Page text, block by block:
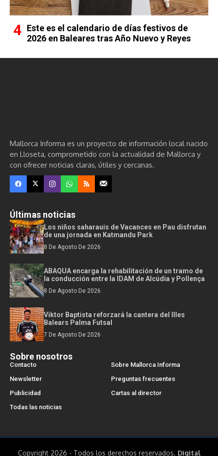
Este es el calendario de días festivos de
2026 en Baleares tras Año Nuevo y Reyes
Mallorca Informa es un proyecto de información local nacido
en Lloseta, comprometido con la actualidad de Mallorca y
con ofrecer noticias claras, útiles y cercanas.
Últimas noticias
Los niños saharauis de Vacances en Pau disfrutan
de una jornada en Katmandu Park
8 De Agosto De 2026
ABAQUA encarga la rehabilitación de un tramo de
la conducción entre la IDAM de Alcúdia y Pollença
8 De Agosto De 2026
Viktor Baptista reforzará la cantera del Illes
Balears Palma Futsal
7 De Agosto De 2026
Sobre nosotros
Contacto
Sobre Mallorca Informa
Newsletter
Preguntas frecuentes
Publicidad
Cartas al director
Todas las noticias
Copyright 2026 - Todos los derechos reservados. Digital